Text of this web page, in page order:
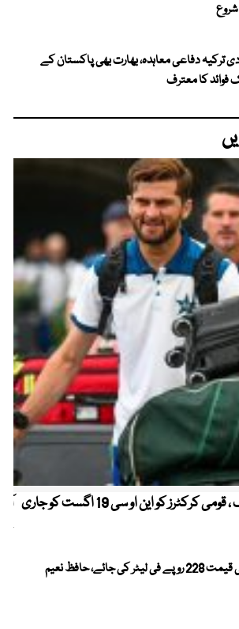
شروع
ترکیہ دفاعی معاہدہ، بھارت بھی پاکستان کے
فوائد کا معترف
کیریبین پریمیئر لیگ ، قومی کرکٹرز کو این او سی 19 اگست کو جاری
پیٹرول کی قیمت 228 روپے فی لیٹر کی جائے، حافظ نعیم